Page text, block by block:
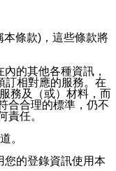
功能連結，隨時
本條款)，這些條款將
的其他各種資訊，
訂相對應的服務。在
務及（或）材料，而
合合理的標準，仍不
責任。
。
您的登錄資訊使用本